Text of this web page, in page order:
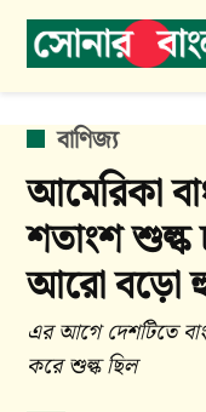
Skip
POSTED
বাণিজ্য
আমেরিকা
শতাংশ
আরো বড়ো
এর আগে দেশটিতে
করে শুল্ক ছিল